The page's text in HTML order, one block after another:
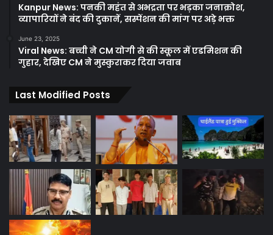
Kanpur News: पनकी महंत से अभद्रता पर भड़का जनाक्रोश,
व्यापारियों ने बंद की दुकानें, सस्पेंशन की मांग पर अड़े भक्त
June 23, 2025
Viral News: बच्ची ने CM योगी से की स्कूल में एडमिशन की
गुहार, देखिए CM ने मुस्कुराकर दिया जवाब
Last Modified Posts